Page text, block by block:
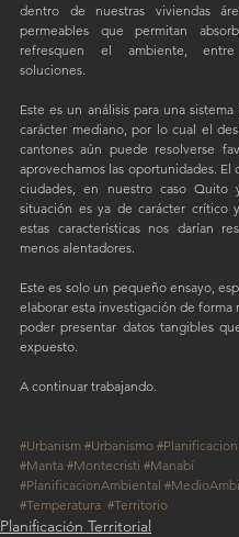
dentro de nuestras viviendas
permeables que permitan
refresquen el ambiente,
soluciones.
Este es un análisis para una
carácter mediano, por lo cual el
cantones aún puede resolverse
aprovechamos las oportunidades. El
ciudades, en nuestro caso Quito
situación es ya de carácter crítico
estas características nos darían
menos alentadores.
Este es solo un pequeño ensayo,
elaborar esta investigación de forma
poder presentar datos tangibles
expuesto.
A continuar trabajando.
#Urbanism #Urbanismo #Planificacion
#Manta #Montecristi #Manabí
#PlanificacionAmbiental
#Temperatura #Territorio
Planificación Territorial